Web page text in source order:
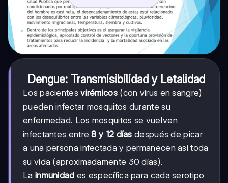
Dengue: Transmisibilidad y Letalidad
Los pacientesvirémicos(con virus en sangre)
pueden infectar mosquitos durante su
enfermedad. Los mosquitos se vuelven
infectantes entre8 y 12 días después de picar
a una persona infectada y permanecen así toda
su vida (aproximadamente 30 días).
La inmunidad es específica para cada serotipo